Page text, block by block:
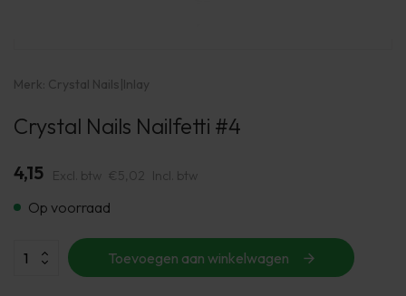
Merk: Crystal Nails|Inlay
Crystal Nails Nailfetti #4
4,15 Excl. btw €5,02 Incl. btw
Op voorraad
Toevoegen aan winkelwagen